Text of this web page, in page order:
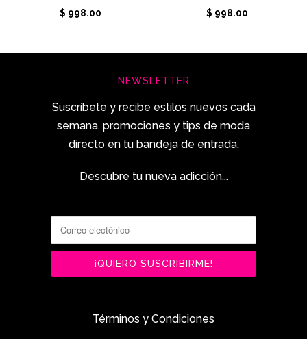
$ 998.00
$ 998.00
NEWSLETTER
Suscríbete y recibe estilos nuevos cada
semana, promociones y tips de moda
directo en tu bandeja de entrada.
Descubre tu nueva adicción...
Términos y Condiciones